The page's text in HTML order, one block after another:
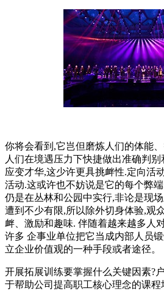
你将会看到,它岂但磨炼人们的体能
人们在境遇压力下快捷做出准确判
应变才华,这少许更具挑衅性.定向活
活动.这或许也不妨说是它的每个弊
仍是在丛林和公园中实行,非论是现
遭到不少有限,所以除外切身体验,观
衅、激励和趣味. 伴随着越来越多人
许多 企事业单位把它当成内部人员
立企业价值观的一种手段或者途径。
开展拓展训练要掌握什么关键因素?
于帮助公司提高职工核心理念的课